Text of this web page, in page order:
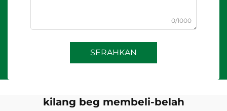
0/1000
SERAHKAN
kilang beg membeli-belah